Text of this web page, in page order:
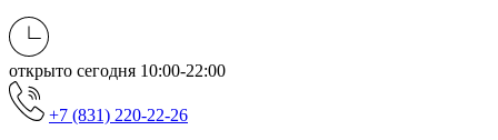
открыто сегодня 10:00-22:00
+7 (831) 220-22-26